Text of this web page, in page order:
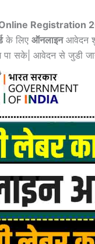
Registration
के लिए ऑनलाइनआवेदन
सके| आवेदन से जुडी